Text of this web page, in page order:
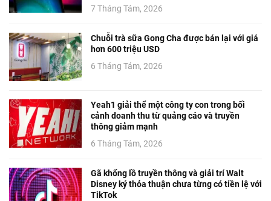
7 Tháng Tám, 2026
Chuỗi trà sữa Gong Cha được bán lại với giá
hơn 600 triệu USD
6 Tháng Tám, 2026
Yeah1 giải thể một công ty con trong bối
cảnh doanh thu từ quảng cáo và truyền
thông giảm mạnh
6 Tháng Tám, 2026
Gã khổng lồ truyền thông và giải trí Walt
Disney ký thỏa thuận chưa từng có tiền lệ với
TikTok